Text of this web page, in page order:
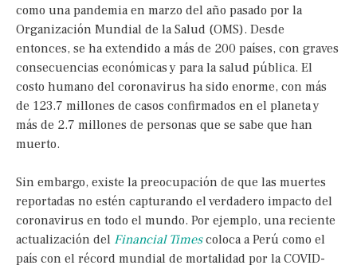
como una pandemia en marzo del año pasado por la
Organización Mundial de la Salud (OMS). Desde
entonces, se ha extendido a más de 200 países, con graves
consecuencias económicas y para la salud pública. El
costo humano del coronavirus ha sido enorme, con más
de 123.7 millones de casos confirmados en el planeta y
más de 2.7 millones de personas que se sabe que han
muerto.
Sin embargo, existe la preocupación de que las muertes
reportadas no estén capturando el verdadero impacto del
coronavirus en todo el mundo. Por ejemplo, una reciente
actualización del Financial Timescoloca a Perú como el
país con el récord mundial de mortalidad por la COVID-